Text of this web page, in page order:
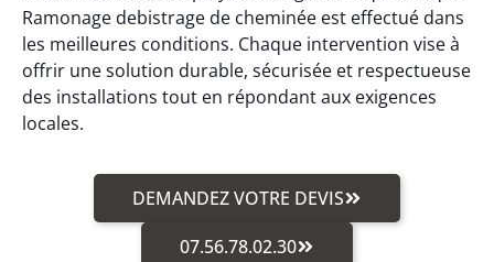
Ramonage debistrage de cheminée est effectué dans
les meilleures conditions. Chaque intervention vise à
offrir une solution durable, sécurisée et respectueuse
des installations tout en répondant aux exigences
locales.
DEMANDEZ VOTRE DEVIS
07.56.78.02.30